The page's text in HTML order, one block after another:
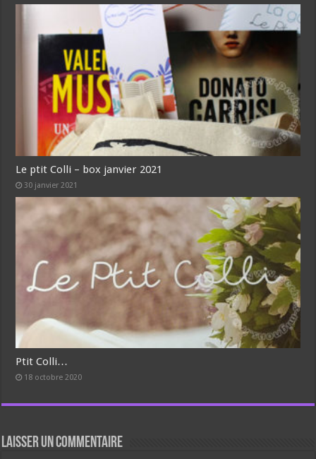
Le ptit Colli – box janvier 2021
30 janvier 2021
Ptit Colli…
18 octobre 2020
Laisser un commentaire